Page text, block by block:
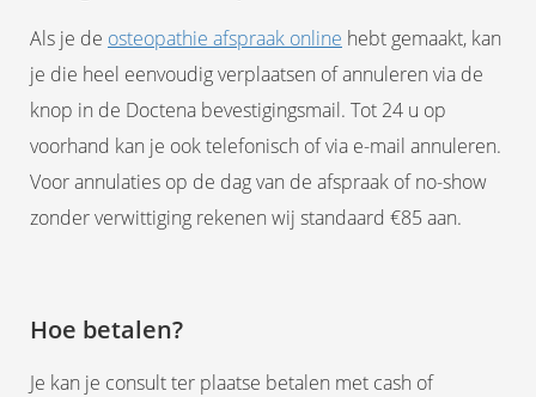
Als je de osteopathie afspraak online hebt gemaakt, kan
je die heel eenvoudig verplaatsen of annuleren via de
knop in de Doctena bevestigingsmail. Tot 24 u op
voorhand kan je ook telefonisch of via e-mail annuleren.
Voor annulaties op de dag van de afspraak of no-show
zonder verwittiging rekenen wij standaard €85 aan.
Hoe betalen?
Je kan je consult ter plaatse betalen met cash of